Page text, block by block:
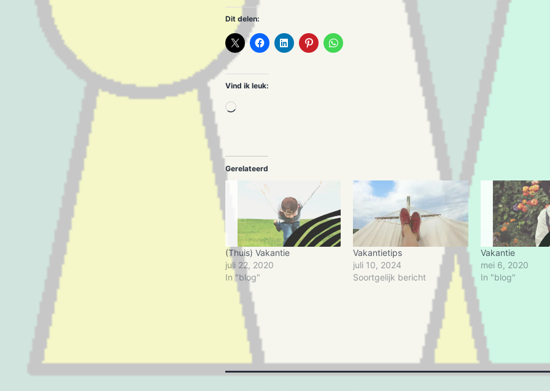
Dit delen:
Vind ik leuk:
Gerelateerd
(Thuis) Vakantie
juli 22, 2020
In "blog"
Vakantietips
juli 10, 2024
Soortgelijk bericht
Vakantie
mei 6, 2020
In "blog"